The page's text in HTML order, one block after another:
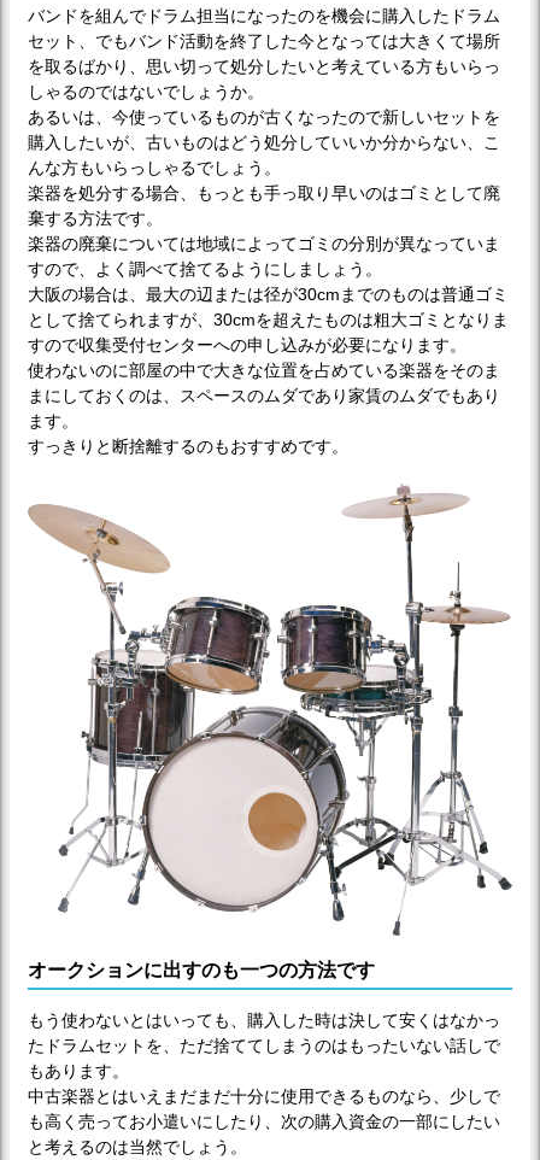
バンドを組んでドラム担当になったのを機会に購入したドラム
セット、でもバンド活動を終了した今となっては大きくて場所
を取るばかり、思い切って処分したいと考えている方もいらっ
しゃるのではないでしょうか。
あるいは、今使っているものが古くなったので新しいセットを
購入したいが、古いものはどう処分していいか分からない、こ
んな方もいらっしゃるでしょう。
楽器を処分する場合、もっとも手っ取り早いのはゴミとして廃
棄する方法です。
楽器の廃棄については地域によってゴミの分別が異なっていま
すので、よく調べて捨てるようにしましょう。
大阪の場合は、最大の辺または径が30cmまでのものは普通ゴミ
として捨てられますが、30cmを超えたものは粗大ゴミとなりま
すので収集受付センターへの申し込みが必要になります。
使わないのに部屋の中で大きな位置を占めている楽器をそのま
まにしておくのは、スペースのムダであり家賃のムダでもあり
ます。
すっきりと断捨離するのもおすすめです。
オークションに出すのも一つの方法です
もう使わないとはいっても、購入した時は決して安くはなかっ
たドラムセットを、ただ捨ててしまうのはもったいない話しで
もあります。
中古楽器とはいえまだまだ十分に使用できるものなら、少しで
も高く売ってお小遣いにしたり、次の購入資金の一部にしたい
と考えるのは当然でしょう。